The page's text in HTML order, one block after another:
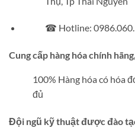
☎ Hotline:
Cung cấp hàng hóa chính
100% Hàng hóa có hóa
đủ
Đội ngũ kỹ thuật được đào